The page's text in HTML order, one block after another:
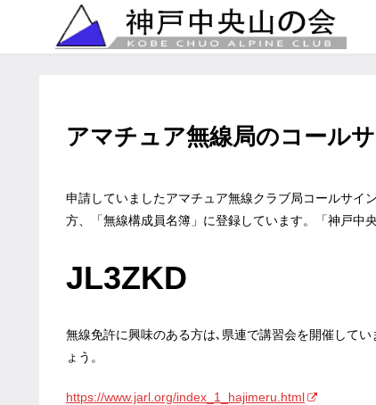
アマチュア無線局のコール
申請していましたアマチュア無線クラブ局コールサイ
方、「無線構成員名簿」に登録しています。「神戸中
JL3ZKD
無線免許に興味のある方は､県連で講習会を開催して
ょう。
https://www.jarl.org/index_1_hajimeru.html